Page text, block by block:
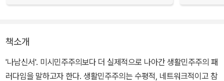
책소개
'나남신서'. 미시민주주의보다 더 실제적으로 나아간 생활민주주의 패
러다임을 말하고자 한다. 생활민주주의는 수평적, 네트워크적이고 참